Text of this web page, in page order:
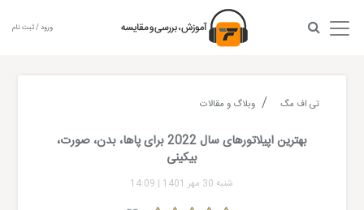
ورود / ثبت نام
تی اف مگ وبلاگ و مقالات
بهترین اپیلاتورهای سال 2022 برای پاها، بدن، صورت،
بیکینی
شنبه 30 مهر 1401 |
14:09